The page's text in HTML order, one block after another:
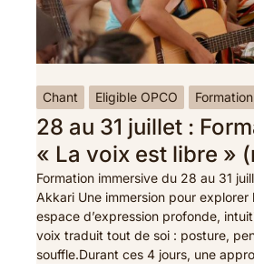
Chant Eligible OPCO Formation
28 au 31 juillet :
« La voix est libre »
Formation immersive du 28 au 31
Akkari Une immersion pour explorer
espace d’expression profonde,
voix traduit tout de soi : posture,
souffle.Durant ces 4 jours, une